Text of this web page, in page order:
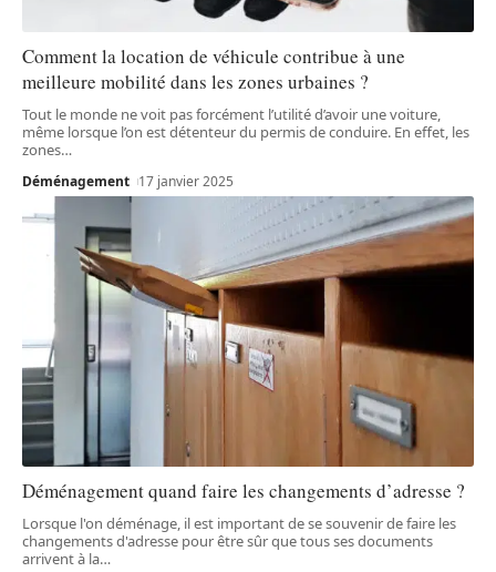
Comment la location de véhicule contribue à une
meilleure mobilité dans les zones urbaines ?
Tout le monde ne voit pas forcément l’utilité d’avoir une voiture,
même lorsque l’on est détenteur du permis de conduire. En effet, les
zones…
Déménagement 17 janvier 2025
Déménagement quand faire les changements d’adresse ?
Lorsque l'on déménage, il est important de se souvenir de faire les
changements d'adresse pour être sûr que tous ses documents
arrivent à la…